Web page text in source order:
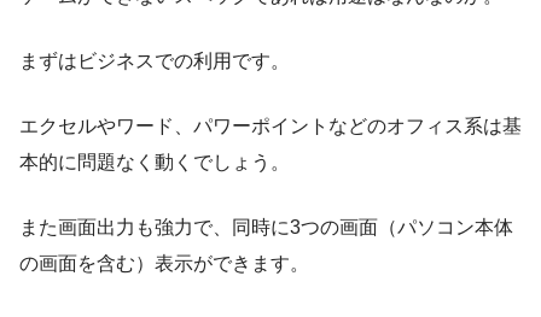
まずはビジネスでの利用です。
エクセルやワード、パワーポイントなどのオフィス系は基
本的に問題なく動くでしょう。
また画面出力も強力で、同時に3つの画面（パソコン本体
の画面を含む）表示ができます。